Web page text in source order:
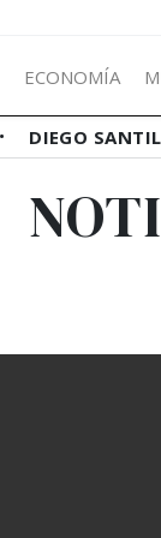
ECONOMÍA
DIEGO